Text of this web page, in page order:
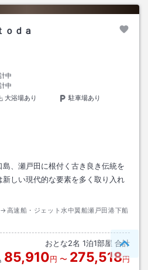
ｄａ
中
中
大浴場あり
駐車場あり
、瀬戸田に根付く古き良き伝統を
しい現代的な要素を多く取り入れ
→高速船・ジェット水中翼船瀬戸田港下船
おとな2名 1泊1部屋 合計
85,910円 〜 275,518円
ペー